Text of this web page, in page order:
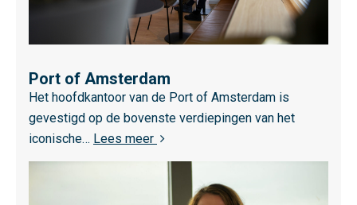
M
Port of Amsterdam
Het hoofdkantoor van de Port of Amsterdam is
gevestigd op de bovenste verdiepingen van het
iconische… Lees meerover Port of Amsterdam
L
e
e
s
m